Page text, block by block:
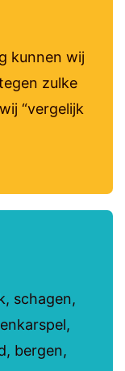
kunnen wij
zulke
“vergelijk
schagen,
bergen,